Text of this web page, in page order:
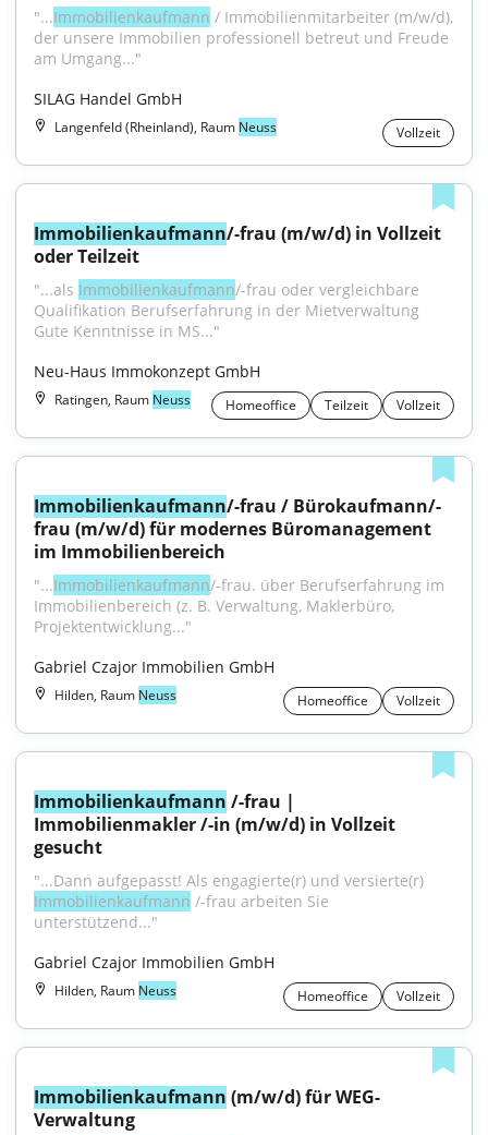
"...Immobilienkaufmann / Immobilienmitarbeiter (m/w/d),
der unsere Immobilien professionell betreut und Freude
am Umgang..."
SILAG Handel GmbH
Langenfeld (Rheinland), Raum Neuss Vollzeit
Immobilienkaufmann/-frau (m/w/d) in Vollzeit
oder Teilzeit
"...als Immobilienkaufmann/-frau oder vergleichbare
Qualifikation Berufserfahrung in der Mietverwaltung
Gute Kenntnisse in MS..."
Neu-Haus Immokonzept GmbH
Ratingen, Raum Neuss Homeoffice Teilzeit Vollzeit
Immobilienkaufmann/-frau / Bürokaufmann/-
frau (m/w/d) für modernes Büromanagement
im Immobilienbereich
"...Immobilienkaufmann/-frau. über Berufserfahrung im
Immobilienbereich (z. B. Verwaltung, Maklerbüro,
Projektentwicklung..."
Gabriel Czajor Immobilien GmbH
Hilden, Raum Neuss Homeoffice Vollzeit
Immobilienkaufmann /-frau |
Immobilienmakler /-in (m/w/d) in Vollzeit
gesucht
Immobilienkaufmann /-frau arbeiten Sie
unterstützend..."
Gabriel Czajor Immobilien GmbH
Hilden, Raum Neuss Homeoffice Vollzeit
Immobilienkaufmann (m/w/d) für WEG-
Verwaltung